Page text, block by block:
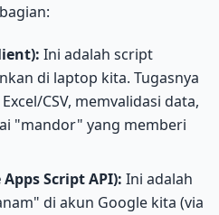
Ini adalah script
di laptop kita. Tugasnya
CSV, memvalidasi data,
"mandor" yang memberi
Script API): Ini adalah
di akun Google kita (via